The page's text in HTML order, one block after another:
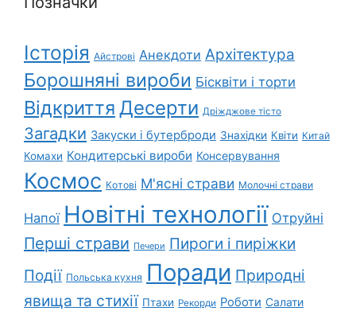
Історія Айстрові Анекдоти Архітектура
Борошняні вироби Бісквіти і торти
Відкриття Десерти Дріжджове тісто
Загадки Закуски і бутерброди Знахідки Квіти Китай
Комахи Кондитерські вироби Консервування
Космос Котові М'ясні страви Молочні страви
Напої Новітні технології Отруйні
Перші страви Печери Пироги і пиріжки
Події Польська кухня Поради Природні
явища та стихії Птахи Рекорди Роботи Салати